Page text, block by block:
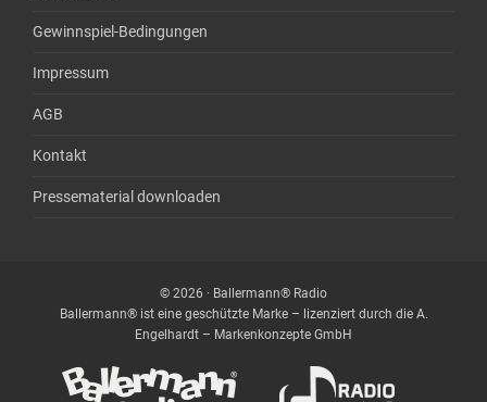
Gewinnspiel-Bedingungen
Impressum
AGB
Kontakt
Pressematerial downloaden
© 2026 · Ballermann® Radio
Ballermann® ist eine geschützte Marke – lizenziert durch die A.
Engelhardt – Markenkonzepte GmbH